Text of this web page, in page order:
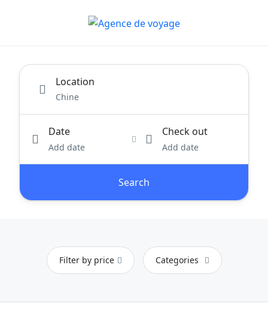
Location
Date
Add date
Check out
Add date
Search
Filter by price Categories